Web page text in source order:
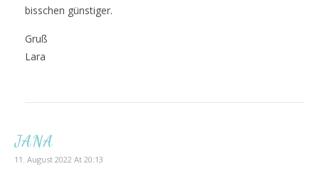
bisschen günstiger.
Gruß
Lara
JANA
11. August 2022 At 20:13